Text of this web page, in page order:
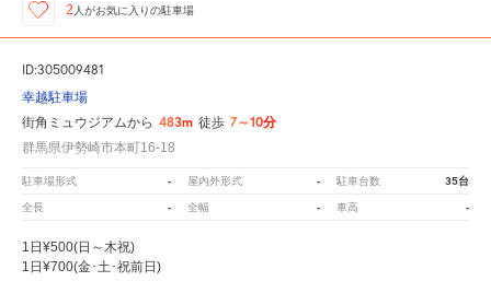
2 人がお気に入りの駐車場
ID:305009481
幸越駐車場
街角ミュウジアムから 483m 徒歩 7～10分
群馬県伊勢崎市本町16-18
駐車場形式 - 屋内外形式 - 駐車台数 35台
全長 - 全幅 - 車高 -
1日¥500(日～木祝)
1日¥700(金･土･祝前日)